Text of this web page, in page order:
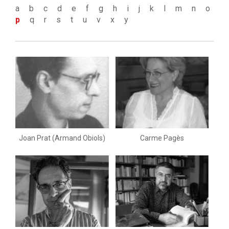
a
b c d e f g h i j k l m n
o
p
q r s t u v x y
Joan Prat (Armand Obiols) Carme Pagès